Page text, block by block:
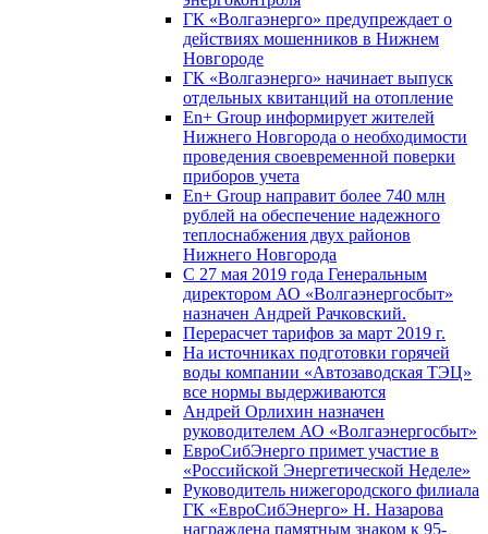
ГК «Волгаэнерго» предупреждает о
действиях мошенников в Нижнем
Новгороде
ГК «Волгаэнерго» начинает выпуск
отдельных квитанций на отопление
En+ Group информирует жителей
Нижнего Новгорода о необходимости
проведения своевременной поверки
приборов учета
En+ Group направит более 740 млн
рублей на обеспечение надежного
теплоснабжения двух районов
Нижнего Новгорода
С 27 мая 2019 года Генеральным
директором АО «Волгаэнергосбыт»
назначен Андрей Рачковский.
Перерасчет тарифов за март 2019 г.
На источниках подготовки горячей
воды компании «Автозаводская ТЭЦ»
все нормы выдерживаются
Андрей Орлихин назначен
руководителем АО «Волгаэнергосбыт»
ЕвроСибЭнерго примет участие в
«Российской Энергетической Неделе»
Руководитель нижегородского филиала
ГК «ЕвроСибЭнерго» Н. Назарова
награждена памятным знаком к 95-